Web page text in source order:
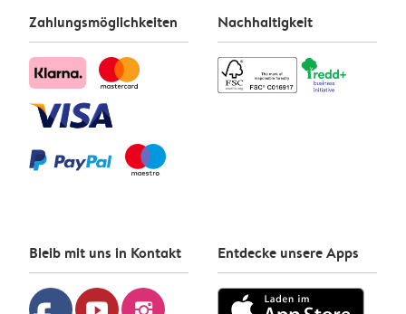
Zahlungsmöglichkeiten Nachhaltigkeit
Bleib mit uns in Kontakt Entdecke unsere Apps